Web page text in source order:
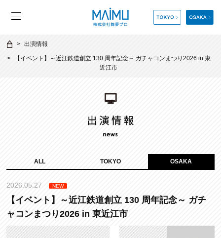
出演情報
【イベント】～近江鉄道創立 130 周年記念～ ガチャコンまつり2026 in 東
近江市
ALL TOKYO OSAKA
2026.05.27 NEW
【イベント】～近江鉄道創立 130 周年記念～ ガチ
ャコンまつり2026 in 東近江市